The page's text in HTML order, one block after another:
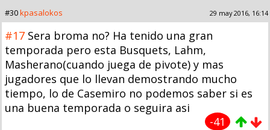
#30kpasalokos 29 may 2016, 16:14
#17 Sera broma no? Ha tenido una gran
temporada pero esta Busquets, Lahm,
Masherano(cuando juega de pivote) y mas
jugadores que lo llevan demostrando mucho
tiempo, lo de Casemiro no podemos saber si es
una buena temporada o seguira asi
-41